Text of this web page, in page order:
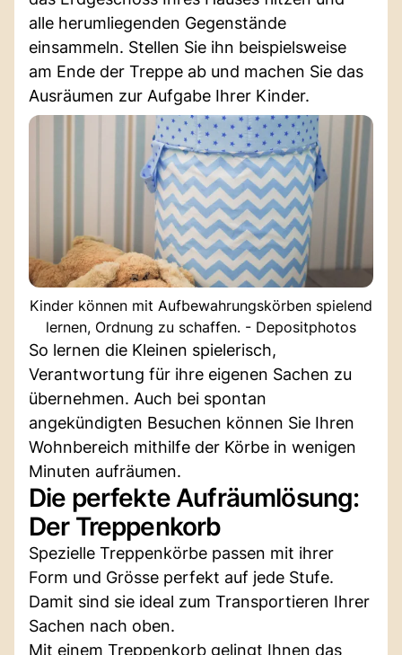
alle herumliegenden Gegenstände
einsammeln. Stellen Sie ihn beispielsweise
am Ende der Treppe ab und machen Sie das
Ausräumen zur Aufgabe Ihrer Kinder.
Kinder können mit Aufbewahrungskörben spielend
lernen, Ordnung zu schaffen. - Depositphotos
So lernen die Kleinen spielerisch,
Verantwortung für ihre eigenen Sachen zu
übernehmen. Auch bei spontan
angekündigten Besuchen können Sie Ihren
Wohnbereich mithilfe der Körbe in wenigen
Minuten aufräumen.
Die perfekte Aufräumlösung:
Der Treppenkorb
Spezielle Treppenkörbe passen mit ihrer
Form und Grösse perfekt auf jede Stufe.
Damit sind sie ideal zum Transportieren Ihrer
Sachen nach oben.
Mit einem Treppenkorb gelingt Ihnen das